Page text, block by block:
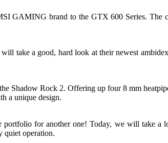
GAMING brand to the GTX 600 Series. The
take a good, hard look at their newest
Shadow Rock 2. Offering up four 8 mm
a unique design.
for another one! Today, we will take
quiet operation.